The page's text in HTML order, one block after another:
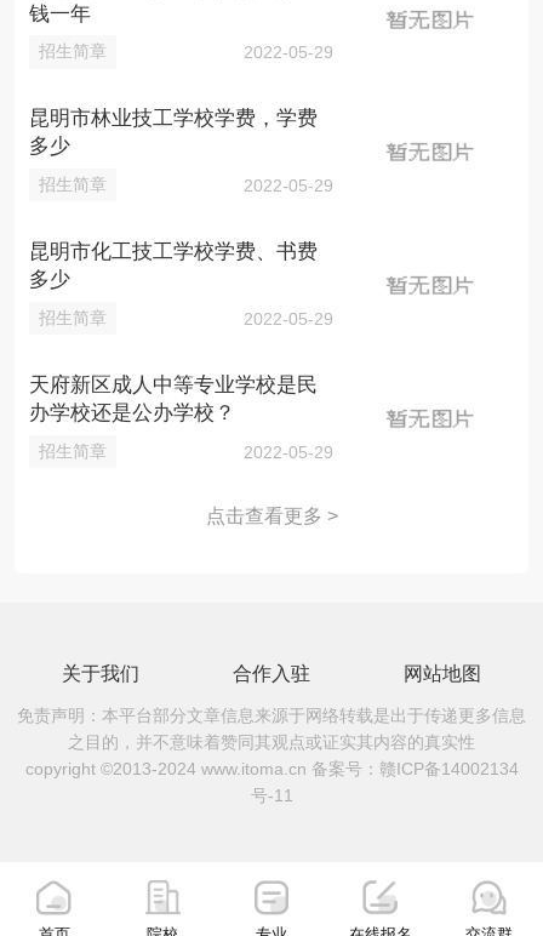
钱一年
招生简章 2022-05-29
昆明市林业技工学校学费，学费
多少
招生简章 2022-05-29
昆明市化工技工学校学费、书费
多少
招生简章 2022-05-29
天府新区成人中等专业学校是民
办学校还是公办学校？
招生简章 2022-05-29
点击查看更多 >
关于我们 合作入驻 网站地图
免责声明：本平台部分文章信息来源于网络转载是出于传递更多信息
之目的，并不意味着赞同其观点或证实其内容的真实性
copyright ©2013-2024 www.itoma.cn 备案号： 赣ICP备14002134
号-11